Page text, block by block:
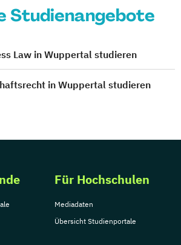
Studienangebote
Law in Wuppertal studieren
in Wuppertal studieren
Für Hochschulen
Mediadaten
Übersicht Studienportale